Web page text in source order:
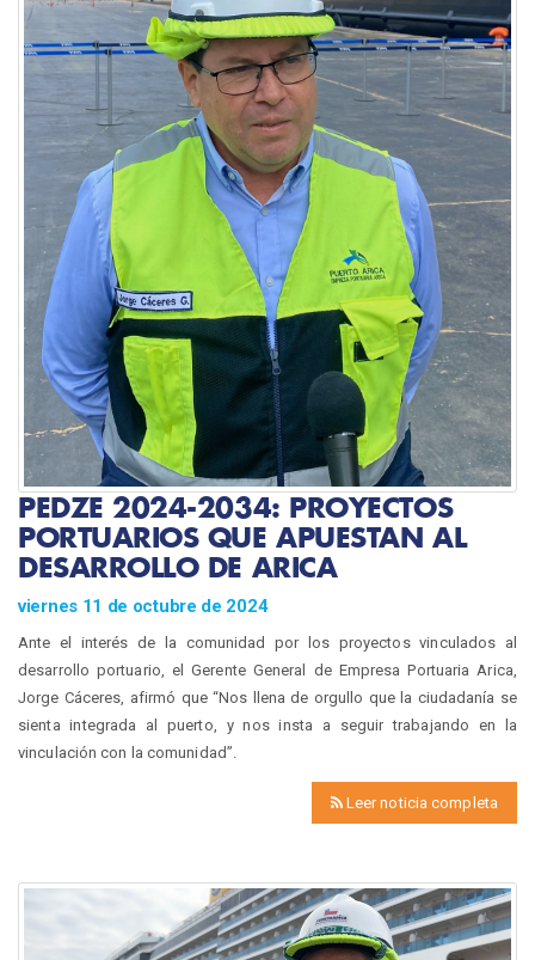
PEDZE 2024-2034: PROYECTOS
PORTUARIOS QUE APUESTAN AL
DESARROLLO DE ARICA
viernes 11 de octubre de 2024
Ante el interés de la comunidad por los proyectos vinculados al
desarrollo portuario, el Gerente General de Empresa Portuaria Arica,
Jorge Cáceres, afirmó que “Nos llena de orgullo que la ciudadanía se
sienta integrada al puerto, y nos insta a seguir trabajando en la
vinculación con la comunidad”.
Leer noticia completa